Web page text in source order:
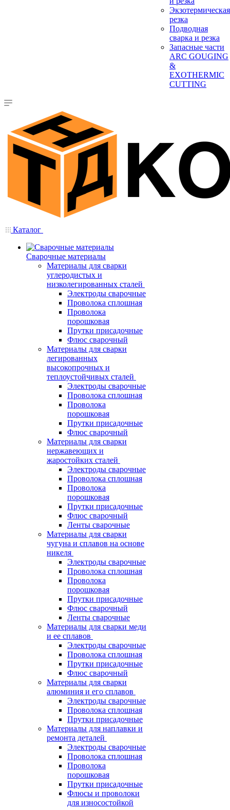
Экзотермическая
резка
Подводная
сварка и резка
Запасные части
ARC GOUGING
&
EXOTHERMIC
CUTTING
Каталог
Сварочные материалы
Материалы для сварки
углеродистых и
низколегированных сталей
Электроды сварочные
Проволока сплошная
Проволока
порошковая
Прутки присадочные
Флюс сварочный
Материалы для сварки
легированных
высокопрочных и
теплоустойчивых сталей
Электроды сварочные
Проволока сплошная
Проволока
порошковая
Прутки присадочные
Флюс сварочный
Материалы для сварки
нержавеющих и
жаростойких сталей
Электроды сварочные
Проволока сплошная
Проволока
порошковая
Прутки присадочные
Флюс сварочный
Ленты сварочные
Материалы для сварки
чугуна и сплавов на основе
никеля
Электроды сварочные
Проволока сплошная
Проволока
порошковая
Прутки присадочные
Флюс сварочный
Ленты сварочные
Материалы для сварки меди
и ее сплавов
Электроды сварочные
Проволока сплошная
Прутки присадочные
Флюс сварочный
Материалы для сварки
алюминия и его сплавов
Электроды сварочные
Проволока сплошная
Прутки присадочные
Материалы для наплавки и
ремонта деталей
Электроды сварочные
Проволока сплошная
Проволока
порошковая
Прутки присадочные
Флюсы и проволоки
для износостойкой